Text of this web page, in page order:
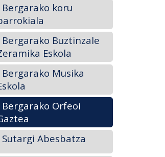
Bergarako koru
Bergarako Buztinzale
Eskola
Bergarako Musika
Bergarako Orfeoi
Sutargi Abesbatza